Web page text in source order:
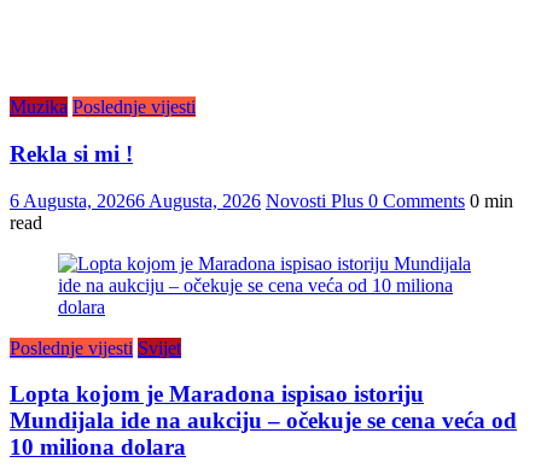
Muzika Poslednje vijesti
Rekla si mi !
6 Augusta, 20266 Augusta, 2026 Novosti Plus 0 Comments 0 min
read
Poslednje vijesti Svijet
Lopta kojom je Maradona ispisao istoriju
Mundijala ide na aukciju – očekuje se cena veća od
10 miliona dolara